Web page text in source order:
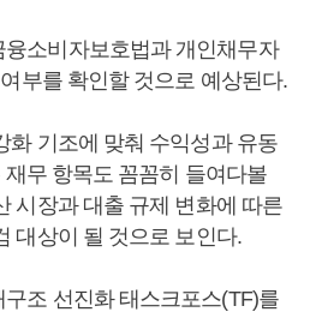
소비자보호법과 개인채무자
부를 확인할 것으로 예상된다.
화 기조에 맞춰 수익성과 유동
무 항목도 꼼꼼히 들여다볼
시장과 대출 규제 변화에 따른
대상이 될 것으로 보인다.
조 선진화 태스크포스(TF)를